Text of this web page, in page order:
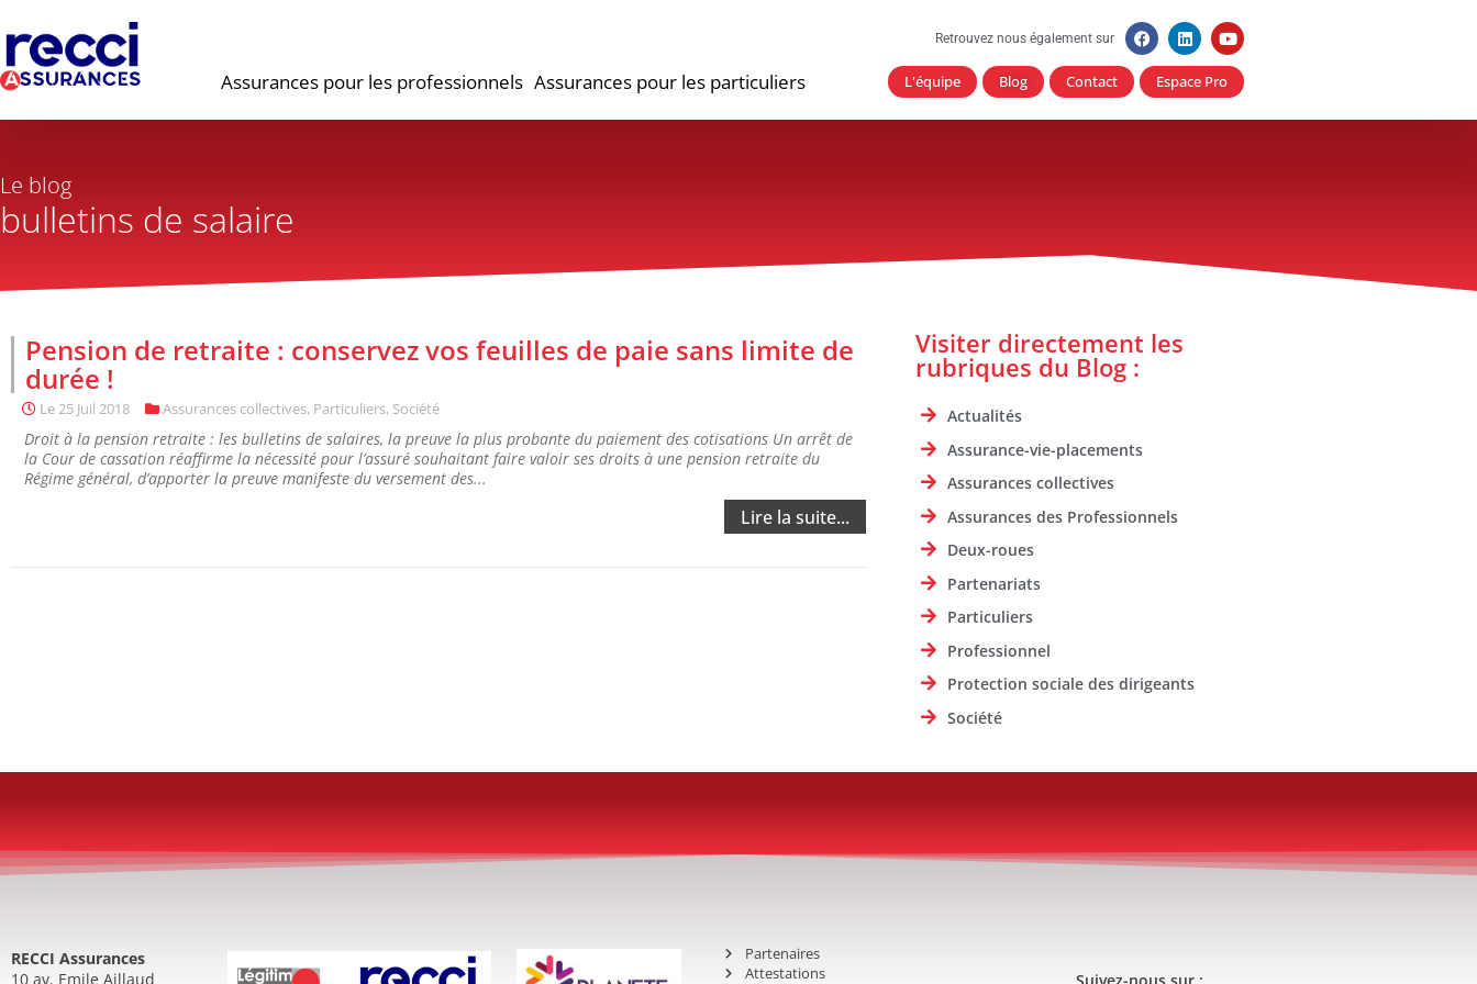
Assurances pour les professionnels Assurances pour les particuliers
Retrouvez nous également sur
L'équipe Blog Contact Espace Pro
Le blog
bulletins de salaire
Pension de retraite : conservez vos feuilles de paie sans limite de
durée !
Le25 Juil 2018 Assurances collectives, Particuliers, Société
Droit à la pension retraite : les bulletins de salaires, la preuve la plus probante du paiement des cotisations Un arrêt de
la Cour de cassation réaffirme la nécessité pour l’assuré souhaitant faire valoir ses droits à une pension retraite du
Régime général, d’apporter la preuve manifeste du versement des...
Lire la suite...
Visiter directement les
rubriques du Blog :
Actualités
Assurance-vie-placements
Assurances collectives
Assurances des Professionnels
Deux-roues
Partenariats
Particuliers
Professionnel
Protection sociale des dirigeants
Société
RECCI Assurances
10 av. Emile Aillaud
Partenaires
Attestations
Suivez-nous sur :